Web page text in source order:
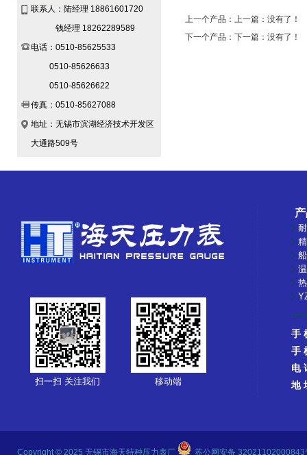
联系人：陆经理 18861601720
钱经理 18262289589
电话：0510-85625533
0510-85626633
0510-85626622
传真：0510-85627088
地址：无锡市滨湖经济技术开发区
大通路509号
上一个产品：上一篇：没有了！
下一个产品：下一篇：没有了！
扫一扫 关注我们 移动端
手
手
电
地
Copyright © 2025 无锡市海天特种压力表厂 苏公网安备 32021102000843